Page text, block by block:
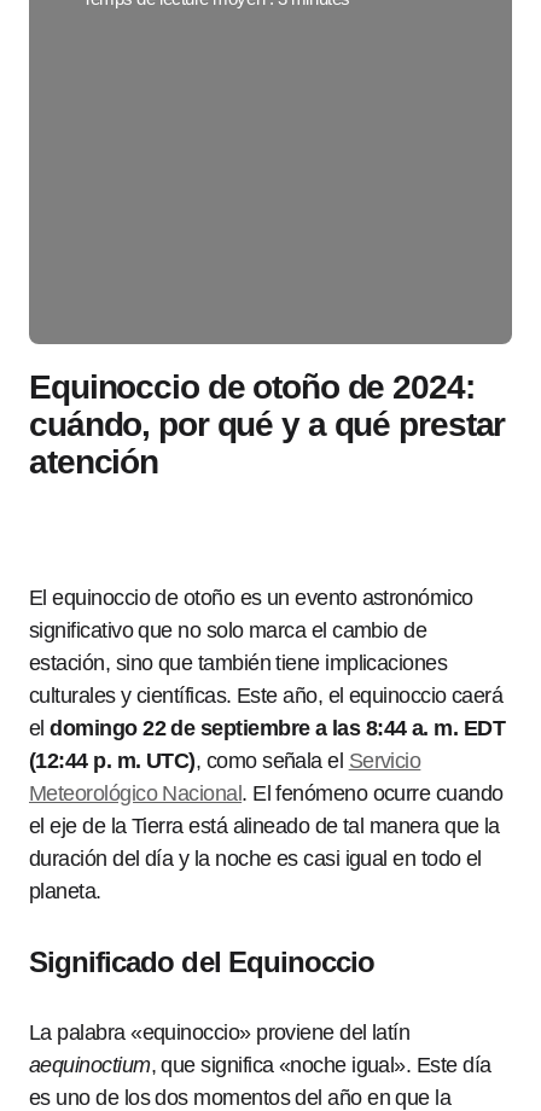
Equinoccio de otoño de 2024:
cuándo, por qué y a qué prestar
atención
El equinoccio de otoño es un evento astronómico
significativo que no solo marca el cambio de
estación, sino que también tiene implicaciones
culturales y científicas. Este año, el equinoccio caerá
eldomingo 22 de septiembre a las 8:44 a. m. EDT
(12:44 p. m. UTC), como señala el Servicio
Meteorológico Nacional . El fenómeno ocurre cuando
el eje de la Tierra está alineado de tal manera que la
duración del día y la noche es casi igual en todo el
planeta.
Significado del Equinoccio
La palabra «equinoccio» proviene del latín
aequinoctium, que significa «noche igual». Este día
es uno de los dos momentos del año en que la